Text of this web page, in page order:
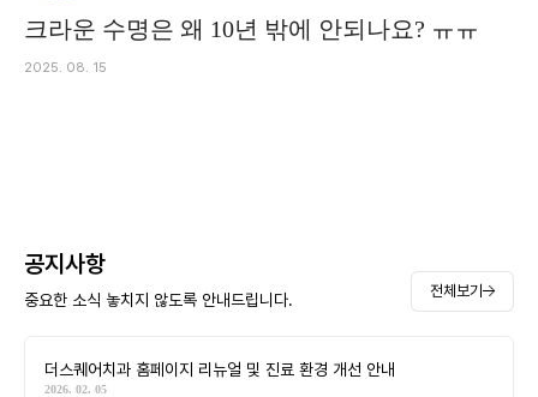
크라운 수명은 왜 10년 밖에 안되나요? ㅠㅠ
2025. 08. 15
공지사항
중요한 소식 놓치지 않도록 안내드립니다. 전체보기
더스퀘어치과 홈페이지 리뉴얼 및 진료 환경 개선 안내
2026. 02. 05